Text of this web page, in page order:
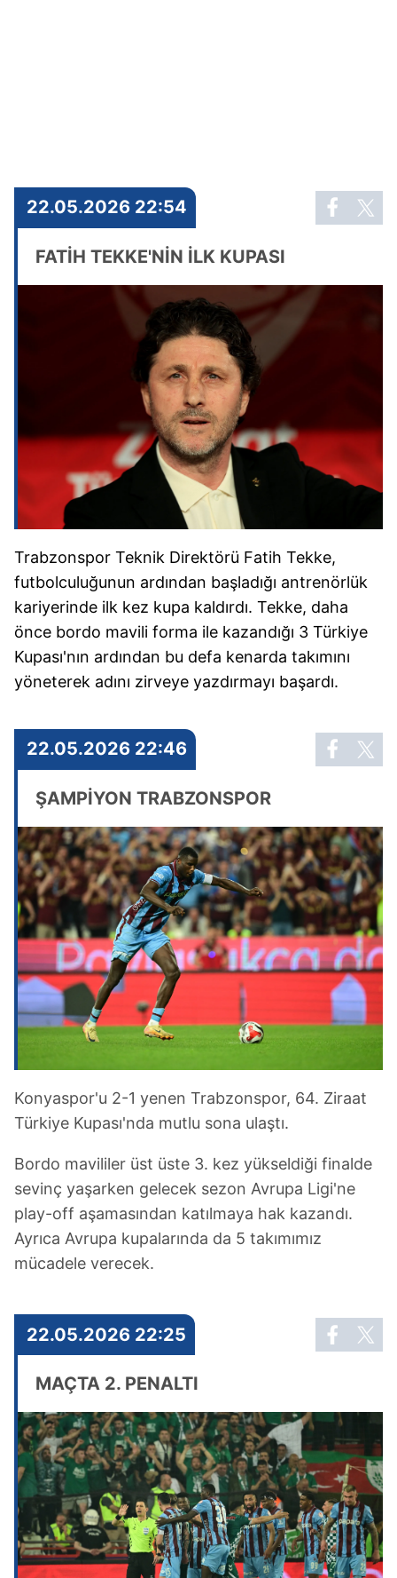
22.05.2026 22:54
FATİH TEKKE'NİN İLK KUPASI
Trabzonspor Teknik Direktörü Fatih Tekke,
futbolculuğunun ardından başladığı antrenörlük
kariyerinde ilk kez kupa kaldırdı. Tekke, daha
önce bordo mavili forma ile kazandığı 3 Türkiye
Kupası'nın ardından bu defa kenarda takımını
yöneterek adını zirveye yazdırmayı başardı.
22.05.2026 22:46
ŞAMPİYON TRABZONSPOR
Konyaspor'u 2-1 yenen Trabzonspor, 64. Ziraat
Türkiye Kupası'nda mutlu sona ulaştı.
Bordo mavililer üst üste 3. kez yükseldiği finalde
sevinç yaşarken gelecek sezon Avrupa Ligi'ne
play-off aşamasından katılmaya hak kazandı.
Ayrıca Avrupa kupalarında da 5 takımımız
mücadele verecek.
22.05.2026 22:25
MAÇTA 2. PENALTI